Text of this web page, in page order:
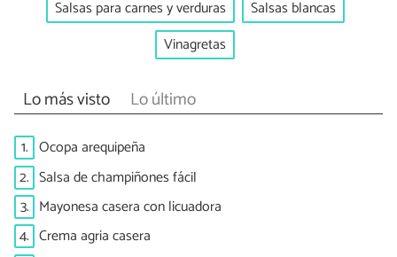
Salsas para carnes y verduras
Salsas blancas
Vinagretas
Lo más visto Lo último
1. Ocopa arequipeña
2. Salsa de champiñones fácil
3. Mayonesa casera con licuadora
4. Crema agria casera